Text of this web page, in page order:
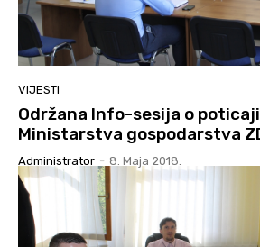
VIJESTI
Održana Info-sesija o
Ministarstva gospodarstva
Administrator - 8. Maja 2018.